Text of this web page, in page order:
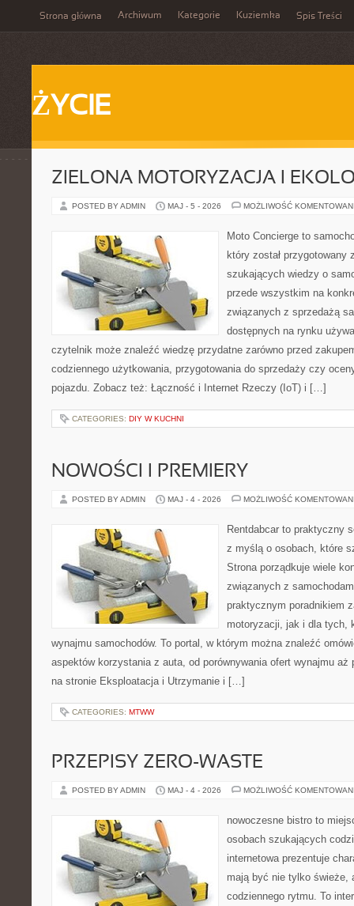
Strona główna Archiwum Kategorie Kuziemka Spis Treści
ŻYCIE
ZIELONA MOTORYZACJA I
POSTED BY ADMIN MAJ - 5 - 2026 MOŻLIWOŚĆ
Moto Concierge to
który został przygotowany
szukających wiedzy o
przede wszystkim na
związanych z sprzedażą
dostępnych na rynku
czytelnik może znaleźć wiedzę przydatne zarówno przed
codziennego użytkowania, przygotowania do sprzedaży czy
pojazdu. Zobacz też: Łączność i Internet Rzeczy (IoT) i […]
CATEGORIES: DIY W KUCHNI
NOWOŚCI I PREMIERY
POSTED BY ADMIN MAJ - 4 - 2026 MOŻLIWOŚĆ
Rentdabcar to praktyczny
z myślą o osobach, które
Strona porządkuje wiele
związanych z
praktycznym poradnikiem
motoryzacji, jak i dla tych,
wynajmu samochodów. To portal, w którym można znaleźć
aspektów korzystania z auta, od porównywania ofert wynajmu aż
na stronie Eksploatacja i Utrzymanie i […]
CATEGORIES: MTWW
PRZEPISY ZERO-WASTE
POSTED BY ADMIN MAJ - 4 - 2026 MOŻLIWOŚĆ
nowoczesne bistro to
osobach szukających
internetowa prezentuje
mają być nie tylko świeże,
codziennego rytmu. To